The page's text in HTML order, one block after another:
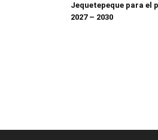
Jequetepeque para el
2027 – 2030